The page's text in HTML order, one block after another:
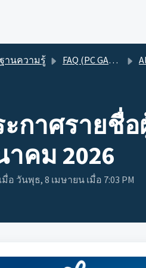
าหลัก
ฐานความรู้ FAQ (PC GAME)
กาศรายชื่อ
คม 2026
อ วันพุธ, 8 เมษายน เมื่อ 7:03 PM